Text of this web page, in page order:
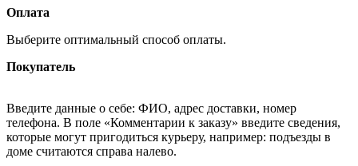
Оплата
Выберите оптимальный способ оплаты.
Покупатель
Введите данные о себе: ФИО, адрес доставки, номер
телефона. В поле «Комментарии к заказу» введите сведения,
которые могут пригодиться курьеру, например: подъезды в
доме считаются справа налево.